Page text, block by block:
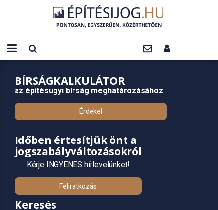
BÍRSÁGKALKULÁTOR
az építésügyi bírság meghatározásához
Érdekel
Időben értesítjük önt a
jogszabályváltozásokról
Kérje INGYENES hírlevelünket!
Feliratkozás
Keresés